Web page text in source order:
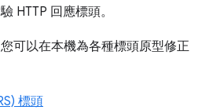
HTTP 回應標頭。
可以在本機為各種標頭原型修正
標頭